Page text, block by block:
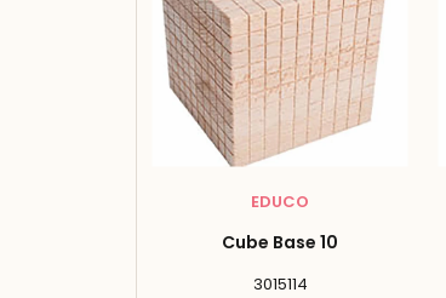
EDUCO
Cube Base 10
3015114